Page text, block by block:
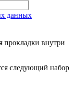
данных
прокладки внутри
следующий набор